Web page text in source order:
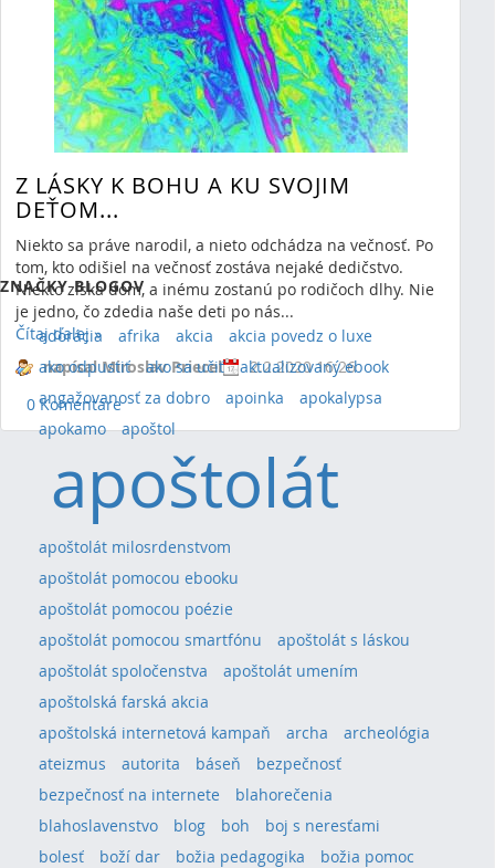
Z LÁSKY K BOHU A KU SVOJIM
DEŤOM...
Niekto sa práve narodil, a nieto odchádza na večnosť. Po
tom, kto odišiel na večnosť zostáva nejaké dedičstvo.
Niekto získa dom, a inému zostanú po rodičoch dlhy. Nie
je jedno, čo zdedia naše deti po nás...
Čítaj ďalej»
napísal Miroslav Priecel
2.2.2020 16:26
0 Komentáre
RSS (Otvorí sa v novom okne)
Ukazujem 0 výsledkov.
ZNAČKY BLOGOV
adorácia afrika akcia
akcia povedz o luxe
ako odpustiť
ako sa učiť
aktualizovaný ebook
angažovanosť za dobro
apoinka
apokalypsa
apokamo
apoštol
apoštolát
apoštolát milosrdenstvom
apoštolát pomocou ebooku
apoštolát pomocou poézie
apoštolát pomocou smartfónu
apoštolát s láskou
apoštolát spoločenstva
apoštolát umením
apoštolská farská akcia
apoštolská internetová kampaň
archa
archeológia
ateizmus
autorita báseň
bezpečnosť
bezpečnosť na internete
blahorečenia
blahoslavenstvo
blog boh
boj s neresťami
bolesť
boží dar božia pedagogika
božia pomoc